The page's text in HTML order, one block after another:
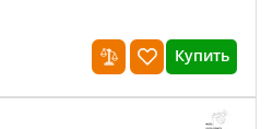
Купить